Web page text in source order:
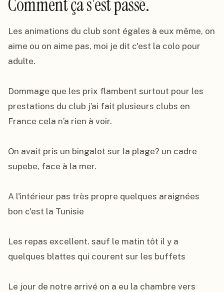
Comment ça s'est passé.
Les animations du club sont égales à eux même, on
aime ou on aime pas, moi je dit c'est la colo pour
adulte.
Dommage que les prix flambent surtout pour les
prestations du club j’ai fait plusieurs clubs en
France cela n’a rien à voir.
On avait pris un bingalot sur la plage? un cadre
supebe, face à la mer.
A l'intérieur pas très propre quelques araignées
bon c'est la Tunisie
Les repas excellent. sauf le matin tôt il y a
quelques blattes qui courent sur les buffets
Le jour de notre arrivé on a eu la chambre vers